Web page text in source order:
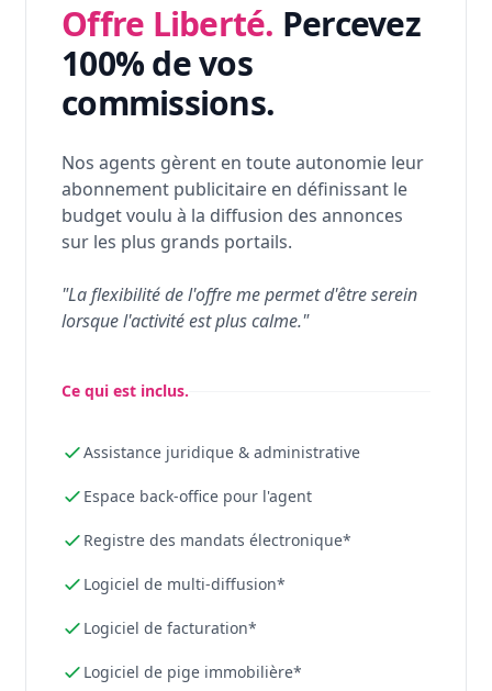
Offre Liberté. Percevez
100% de vos
commissions.
Nos agents gèrent en toute autonomie leur
abonnement publicitaire en définissant le
budget voulu à la diffusion des annonces
sur les plus grands portails.
"La flexibilité de l'offre me permet d'être serein
lorsque l'activité est plus calme."
Ce qui est inclus.
Assistance juridique & administrative
Espace back-office pour l'agent
Registre des mandats électronique*
Logiciel de multi-diffusion*
Logiciel de facturation*
Logiciel de pige immobilière*